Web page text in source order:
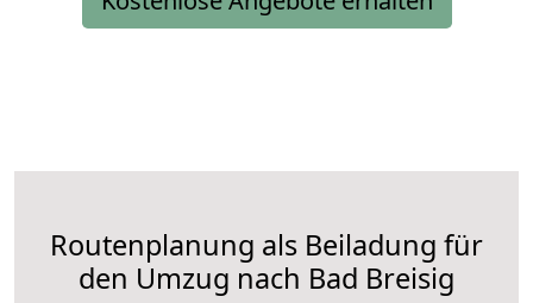
Routenplanung als Beiladung für
den Umzug nach Bad Breisig